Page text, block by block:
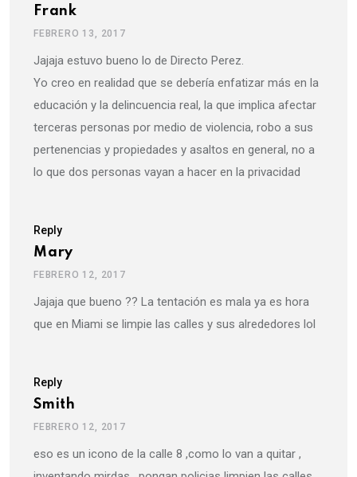
Frank
FEBRERO 13, 2017
Jajaja estuvo bueno lo de Directo Perez.
Yo creo en realidad que se debería enfatizar más en la
educación y la delincuencia real, la que implica afectar
terceras personas por medio de violencia, robo a sus
pertenencias y propiedades y asaltos en general, no a
lo que dos personas vayan a hacer en la privacidad
Reply
Mary
FEBRERO 12, 2017
Jajaja que bueno ?? La tentación es mala ya es hora
que en Miami se limpie las calles y sus alrededores lol
Reply
Smith
FEBRERO 12, 2017
eso es un icono de la calle 8 ,como lo van a quitar ,